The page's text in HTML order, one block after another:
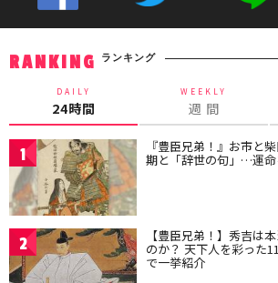
RANKING ランキング
DAILY
24時間
WEEKLY
週 間
1 『豊臣兄弟！』お市と
期と「辞世の句」…運
2 【豊臣兄弟！】秀吉は
のか？ 天下人を彩った
で一挙紹介